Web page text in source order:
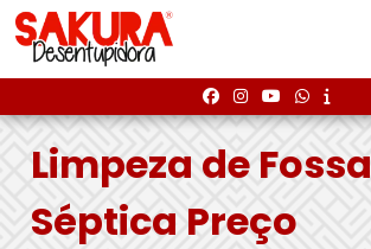
Limpeza de Fossa
Séptica Preço